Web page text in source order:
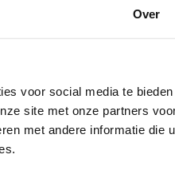
Over
voor social media te
site met onze partners
met andere informatie die
methods of
contribute to a more
of teachers are